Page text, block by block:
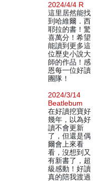
2024/4/4 R
這里居然能找
到哈維爾．西
耶拉的書！驚
喜萬分！希望
能讀到更多這
位歷史小說大
師的作品！感
恩每一位好讀
團隊！
2024/3/14
Beatlebum
在好讀挖寶好
幾年，以為好
讀不會更新
了，但還是偶
爾會上來看
看，沒想到又
有新書了，超
級感動！好讀
真的陪我渡過